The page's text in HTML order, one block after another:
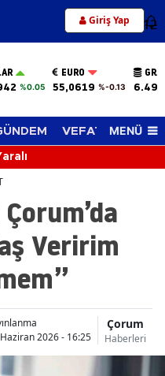
Giriş Yap 12
%0.05
EURO
55,0619 %-0.13
VEFAT EDENLER
MENÜ
Veririm
2026 - 16:25
Çorum
Haberleri